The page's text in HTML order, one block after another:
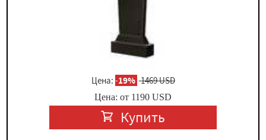
Цена: -19% 1469 USD
Цена: от 1190 USD
Купить